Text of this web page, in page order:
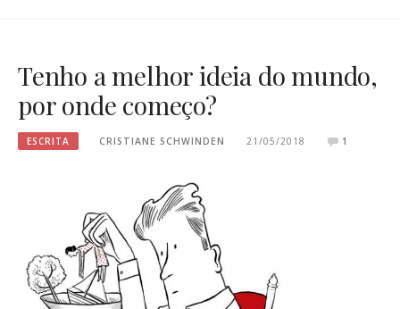
Tenho a melhor ideia do mundo,
por onde começo?
ESCRITA CRISTIANE SCHWINDEN 21/05/2018 1